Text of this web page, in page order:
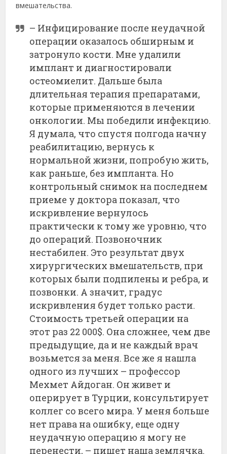
вмешательства.
– Инфицирование после неудачной
операции оказалось обширным и
затронуло кости. Мне удалили
имплант и диагностировали
остеомиелит. Дальше была
длительная терапия препаратами,
которые применяются в лечении
онкологии. Мы победили инфекцию.
Я думала, что спустя полгода начну
реабилитацию, вернусь к
нормальной жизни, попробую жить,
как раньше, без импланта. Но
контрольный снимок на последнем
приеме у доктора показал, что
искривление вернулось
практически к тому же уровню, что
до операций. Позвоночник
нестабилен. Это результат двух
хирургических вмешательств, при
которых были подпилены и ребра, и
позвонки. А значит, градус
искривления будет только расти.
Стоимость третьей операции на
этот раз 22 000$. Она сложнее, чем две
предыдущие, да и не каждый врач
возьмется за меня. Все же я нашла
одного из лучших – профессор
Мехмет Айдоган. Он живет и
оперирует в Турции, консультирует
коллег со всего мира. У меня больше
нет права на ошибку, еще одну
неудачную операцию я могу не
перенести, – пишет наша землячка.